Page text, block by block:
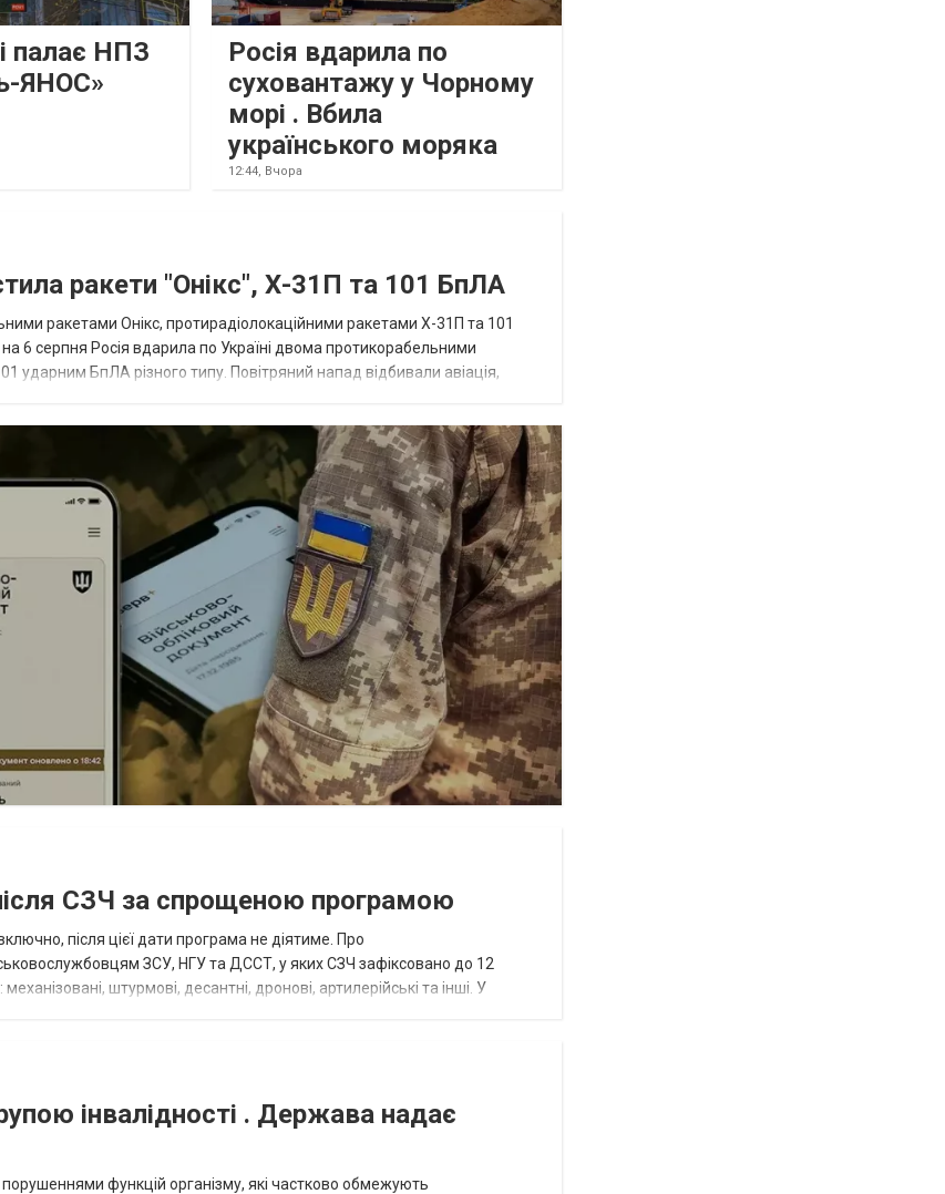
палає НПЗ
ЯНОС»
Росія вдарила по
суховантажу у Чорному
морі . Вбила
українського моряка
12:44, Вчора
ракети "Онікс", Х-31П та 101 БпЛА
ракетами Онікс, протирадіолокаційними ракетами Х-31П та 101
6 серпня Росія вдарила по Україні двома протикорабельними
БпЛА різного типу. Повітряний напад відбивали авіація,
СЗЧ за спрощеною програмою
після цієї дати програма не діятиме. Про
ЗСУ, НГУ та ДССТ, у яких СЗЧ зафіксовано до 12
штурмові, десантні, дронові, артилерійські та інші. У
інвалідності . Держава надає
функцій організму, які частково обмежують